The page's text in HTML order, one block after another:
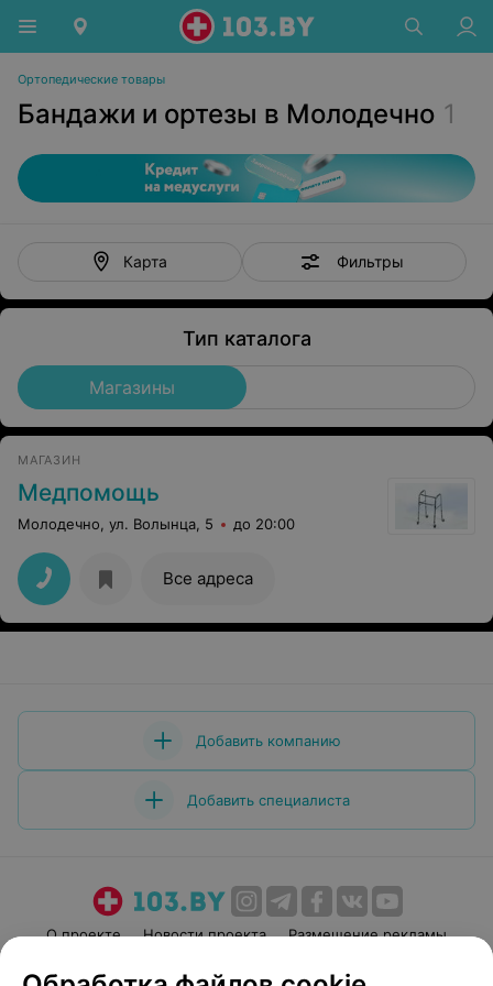
Ортопедические товары
Бандажи и ортезы в Молодечно 1
Карта Фильтры
Тип каталога
Магазины
МАГАЗИН
Медпомощь
Молодечно, ул. Волынца, 5 до 20:00
Все адреса
Добавить компанию
Добавить специалиста
О проекте Новости проекта
Размещение рекламы